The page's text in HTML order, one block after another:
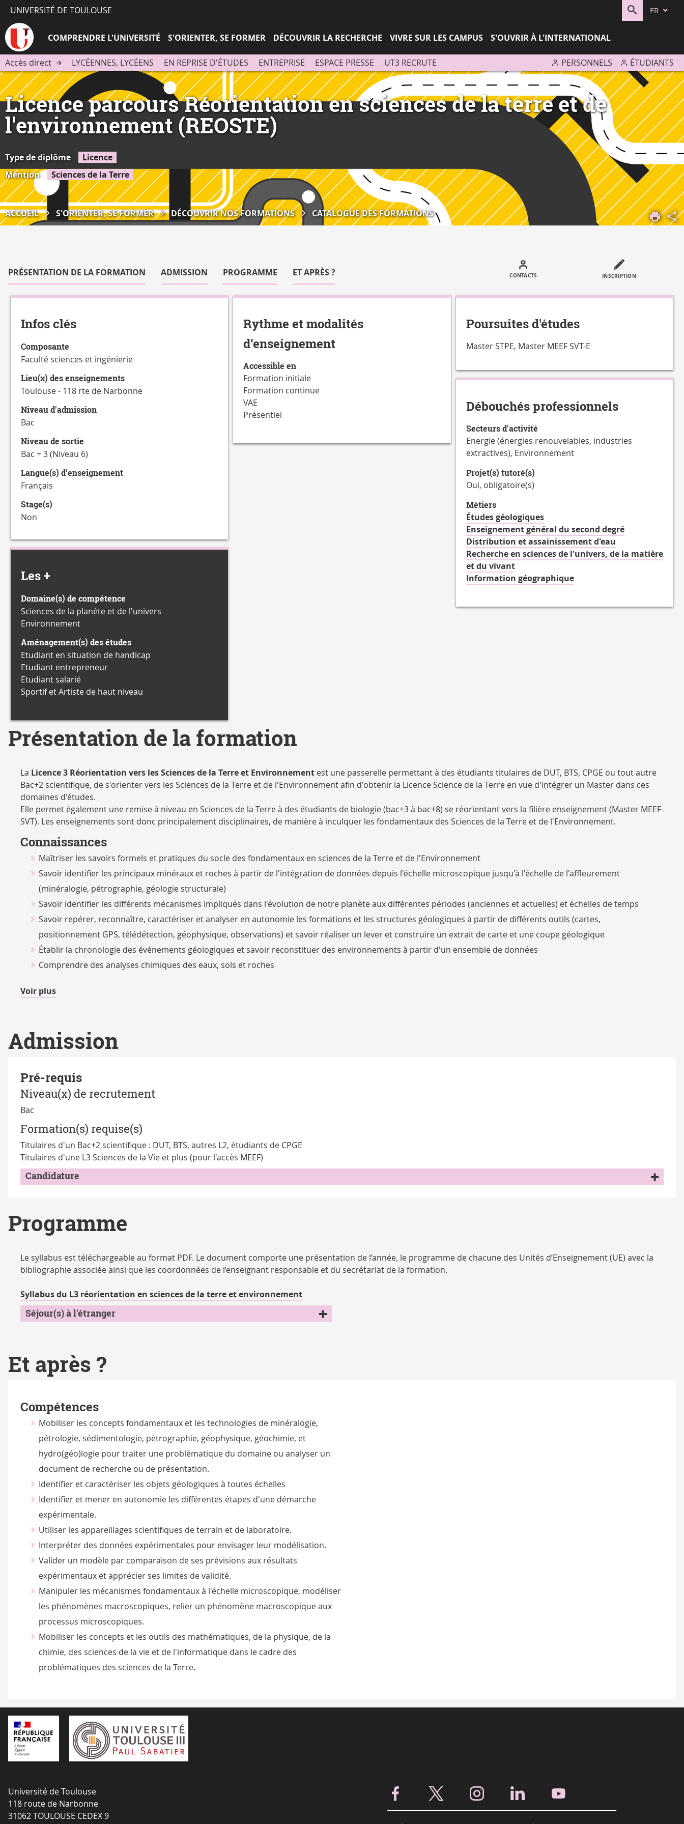
UNIVERSITÉ DE TOULOUSE FR
COMPRENDRE L'UNIVERSITÉ S'ORIENTER, SE FORMER DÉCOUVRIR LA RECHERCHE VIVRE SUR LES CAMPUS S'OUVRIR À L'INTERNATIONAL
Accès direct LYCÉENNES, LYCÉENS EN REPRISE D'ÉTUDES ENTREPRISE ESPACE PRESSE UT3 RECRUTE PERSONNELS ÉTUDIANTS
Licence parcours Réorientation en sciences de la terre et de
l'environnement (REOSTE)
Type de diplôme
Licence
Mention
Sciences de la Terre
ACCUEIL S'ORIENTER, SE FORMER DÉCOUVRIR NOS FORMATIONS CATALOGUE DES FORMATIONS
aux
sections
de
fiche
PRÉSENTATION DE LA FORMATION ADMISSION PROGRAMME ET APRÈS ? CONTACTS INSCRIPTION
Détails
Infos clés
Composante
Faculté sciences et ingénierie
Lieu(x) des enseignements
Toulouse - 118 rte de Narbonne
Niveau d'admission
Bac
Niveau de sortie
Bac + 3 (Niveau 6)
Langue(s) d'enseignement
Français
Stage(s)
Non
Les +
Domaine(s) de compétence
Sciences de la planète et de l'univers
Environnement
Aménagement(s) des études
Etudiant en situation de handicap
Etudiant entrepreneur
Etudiant salarié
Sportif et Artiste de haut niveau
Rythme et modalités
d’enseignement
Accessible en
Formation initiale
Formation continue
VAE
Présentiel
Poursuites d'études
Master STPE, Master MEEF SVT-E
Débouchés professionnels
Secteurs d'activité
Energie (énergies renouvelables, industries
extractives), Environnement
Projet(s) tutoré(s)
Oui, obligatoire(s)
Métiers
Études géologiques
Enseignement général du second degré
Distribution et assainissement d'eau
Recherche en sciences de l'univers, de la matière
et du vivant
Information géographique
Présentation de la formation
La Licence 3 Réorientation vers les Sciences de la Terre et Environnement est une passerelle permettant à des étudiants titulaires de DUT, BTS, CPGE ou tout autre
Bac+2 scientifique, de s'orienter vers les Sciences de la Terre et de l'Environnement afin d'obtenir la Licence Science de la Terre en vue d'intégrer un Master dans ces
domaines d'études.
Elle permet également une remise à niveau en Sciences de la Terre à des étudiants de biologie (bac+3 à bac+8) se réorientant vers la filière enseignement (Master MEEF-
SVT). Les enseignements sont donc principalement disciplinaires, de manière à inculquer les fondamentaux des Sciences de la Terre et de l'Environnement.
Connaissances
Maîtriser les savoirs formels et pratiques du socle des fondamentaux en sciences de la Terre et de l'Environnement
Savoir identifier les principaux minéraux et roches à partir de l'intégration de données depuis l'échelle microscopique jusqu'à l'échelle de l'affleurement
(minéralogie, pétrographie, géologie structurale)
Savoir identifier les différents mécanismes impliqués dans l'évolution de notre planète aux différentes périodes (anciennes et actuelles) et échelles de temps
Savoir repérer, reconnaître, caractériser et analyser en autonomie les formations et les structures géologiques à partir de différents outils (cartes,
positionnement GPS, télédétection, géophysique, observations) et savoir réaliser un lever et construire un extrait de carte et une coupe géologique
Établir la chronologie des événements géologiques et savoir reconstituer des environnements à partir d'un ensemble de données
Comprendre des analyses chimiques des eaux, sols et roches
Voir plusde
Admission
Pré-requis
Niveau(x) de recrutement
Bac
Formation(s) requise(s)
Titulaires d'un Bac+2 scientifique : DUT, BTS, autres L2, étudiants de CPGE
Titulaires d'une L3 Sciences de la Vie et plus (pour l'accès MEEF)
Candidature
Programme
Le syllabus est téléchargeable au format PDF. Le document comporte une présentation de l’année, le programme de chacune des Unités d’Enseignement (UE) avec la
bibliographie associée ainsi que les coordonnées de l’enseignant responsable et du secrétariat de la formation.
Syllabus du L3 réorientation en sciences de la terre et environnement
Séjour(s) à l'étranger
Et après ?
Compétences
Mobiliser les concepts fondamentaux et les technologies de minéralogie,
pétrologie, sédimentologie, pétrographie, géophysique, géochimie, et
hydro(géo)logie pour traiter une problématique du domaine ou analyser un
document de recherche ou de présentation.
Identifier et caractériser les objets géologiques à toutes échelles
Identifier et mener en autonomie les différentes étapes d'une démarche
expérimentale.
Utiliser les appareillages scientifiques de terrain et de laboratoire.
Interpréter des données expérimentales pour envisager leur modélisation.
Valider un modèle par comparaison de ses prévisions aux résultats
expérimentaux et apprécier ses limites de validité.
Manipuler les mécanismes fondamentaux à l'échelle microscopique, modéliser
les phénomènes macroscopiques, relier un phénomène macroscopique aux
processus microscopiques.
Mobiliser les concepts et les outils des mathématiques, de la physique, de la
chimie, des sciences de la vie et de l'informatique dans le cadre des
problématiques des sciences de la Terre.
Université de Toulouse
118 route de Narbonne
31062 TOULOUSE CEDEX 9